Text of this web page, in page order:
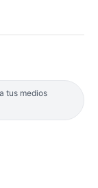
tus medios